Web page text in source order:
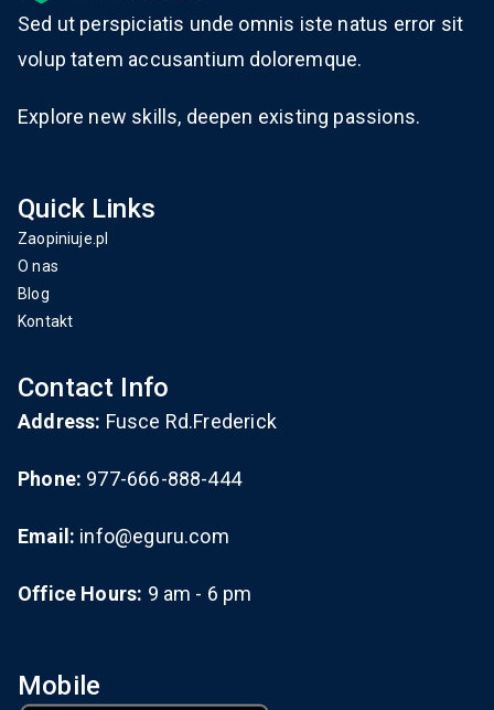
Sed ut perspiciatis unde omnis iste natus error sit
volup tatem accusantium doloremque.
Explore new skills, deepen existing passions.
Quick Links
Zaopiniuje.pl
O nas
Blog
Kontakt
Contact Info
Address: Fusce Rd.Frederick
Phone: 977-666-888-444
Email: info@eguru.com
Office Hours: 9 am - 6 pm
Mobile